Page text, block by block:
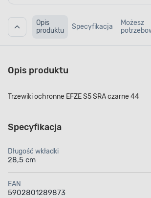
Opis
produktu
Specyfikacja
Możesz
Opis produktu
Trzewiki ochronne EFZE S5 SRA czarne 44
Specyfikacja
Długość wkładki
28,5 cm
EAN
5902801289873